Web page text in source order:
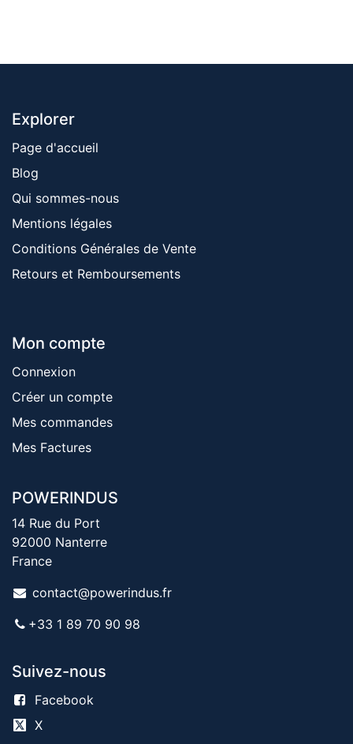
Explorer
Page d'accueil
Blog
Qui sommes-nous
Mentions ​légales
Conditions Générales de Vente
Retours et Remboursements
Mon compte
Connexion
Créer un compte
Mes commandes
Mes Factures
POWERINDUS
14 Rue du Port
92000 Nanterre
France
contact@powerindus.fr
+33 1 89 70 90 98
Suivez-nous
Facebook
X